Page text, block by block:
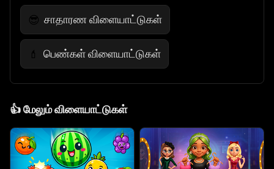
😎 சாதாரண விளையாட்டுகள்
💄 பெண்கள் விளையாட்டுகள்
👍மேலும் விளையாட்டுகள்